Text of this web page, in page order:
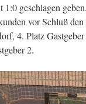
geschlagen
vor Schluß den
4. Platz
2.